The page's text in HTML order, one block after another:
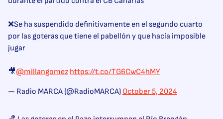
❌Se ha suspendido definitivamente en el segundo cuarto
por las goteras que tiene el pabellón y que hacía imposible
jugar
🎥@millangomez https://t.co/TG6CwC4hMY
— Radio MARCA (@RadioMARCA) October 5, 2024